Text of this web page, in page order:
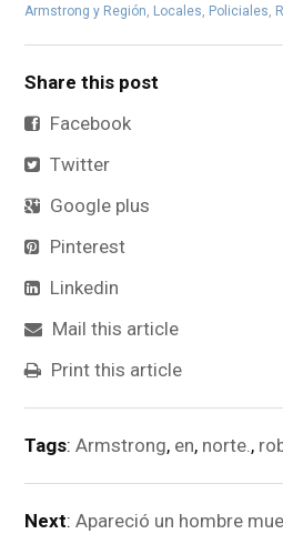
Armstrong y Región, Locales, Policiales,
Share this post
Facebook
Twitter
Google plus
Pinterest
Linkedin
Mail this article
Print this article
Tags: Armstrong, en, norte.,
Next: Apareció un hombre